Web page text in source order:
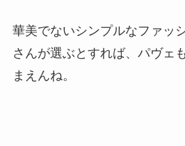
華美でないシンプルなファッ
さんが選ぶとすれば、パヴェ
まえんね。